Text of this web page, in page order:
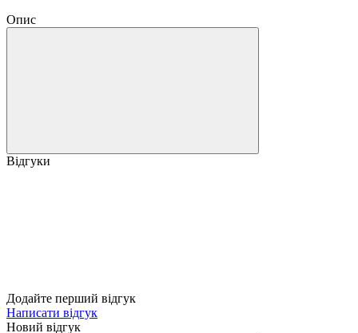
Опис
Відгуки
Додайте перший відгук
Написати відгук
Новий відгук